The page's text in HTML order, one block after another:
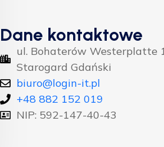
Dane kontaktowe
ul. Bohaterów Westerplatte
Starogard Gdański
biuro@login-it.pl
+48 882 152 019
NIP: 592-147-40-43